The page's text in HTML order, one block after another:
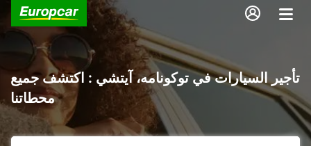
تأجير السيارات في توكونامه، آيتشي : اكتشف جميع
محطاتنا